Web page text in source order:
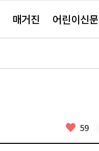
매거진 어린이신문
좋
요
59